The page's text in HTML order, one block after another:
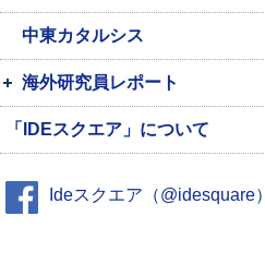
中東カタルシス
海外研究員レポート
「IDEスクエア」について
Ideスクエア（@idesquare）